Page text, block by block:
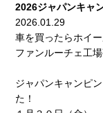
2026ジャパンキャ
2026.01.29
車を買ったらホイ
ファンルーチェ工
ジャパンキャンピ
た！